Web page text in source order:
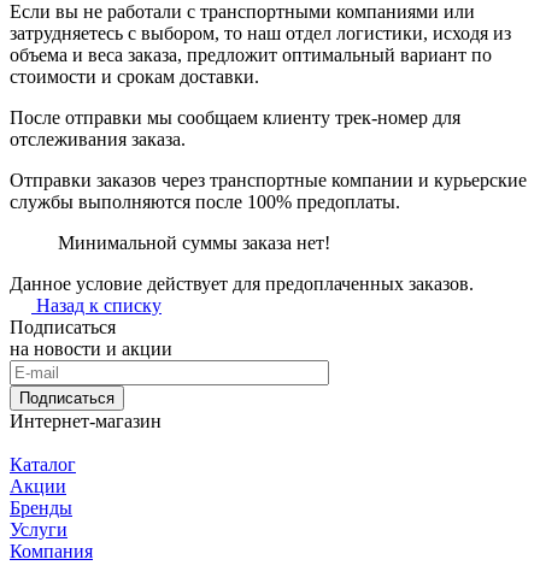
Если вы не работали с транспортными компаниями или
затрудняетесь с выбором, то наш отдел логистики, исходя из
объема и веса заказа, предложит оптимальный вариант по
стоимости и срокам доставки.
После отправки мы сообщаем клиенту трек-номер для
отслеживания заказа.
Отправки заказов через транспортные компании и курьерские
службы выполняются после 100% предоплаты.
Минимальной суммы заказа нет!
Данное условие действует для предоплаченных заказов.
Назад к списку
Подписаться
на новости и акции
Подписаться
Интернет-магазин
Каталог
Акции
Бренды
Услуги
Компания